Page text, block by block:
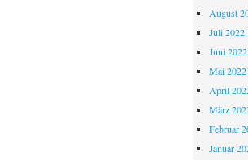
August
Juli 2022
Juni 2022
Mai 2022
April
März
Februar
Januar